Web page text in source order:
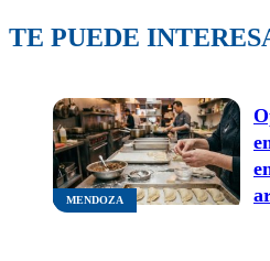
TE PUEDE
MENDOZA